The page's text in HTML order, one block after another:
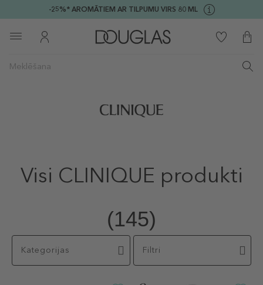
-25%* AROMĀTIEM AR TILPUMU VIRS 80 ML
Visi CLINIQUE produkti
(145)
Kategorijas Filtri